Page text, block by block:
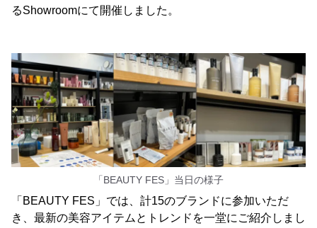
るShowroomにて開催しました。
「BEAUTY FES」当日の様子
「BEAUTY FES」では、計15のブランドに参加いただ
き、最新の美容アイテムとトレンドを一堂にご紹介しまし